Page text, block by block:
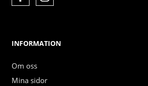
INFORMATION
Om oss
Mina sidor